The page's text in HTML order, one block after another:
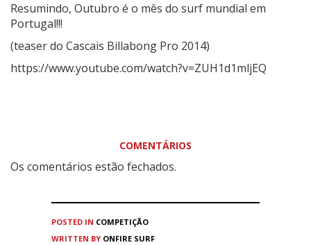
Resumindo, Outubro é o mês do surf mundial em
Portugal!!!
(teaser do Cascais Billabong Pro 2014)
https://www.youtube.com/watch?v=ZUH1d1mljEQ
COMENTÁRIOS
Os comentários estão fechados.
POSTED IN COMPETIÇÃO
WRITTEN BY ONFIRE SURF